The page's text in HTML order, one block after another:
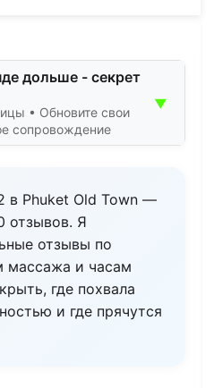
дольше - секрет
• Обновите свои
сопровождение
▼
в Phuket Old Town —
отзывов. Я
отзывы по
массажа и часам
где похвала
и где прячутся